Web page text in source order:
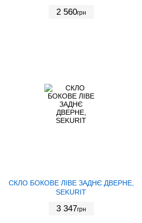
2 560грн
СКЛО БОКОВЕ ЛІВЕ ЗАДНЄ ДВЕРНЕ,
SEKURIT
3 347грн